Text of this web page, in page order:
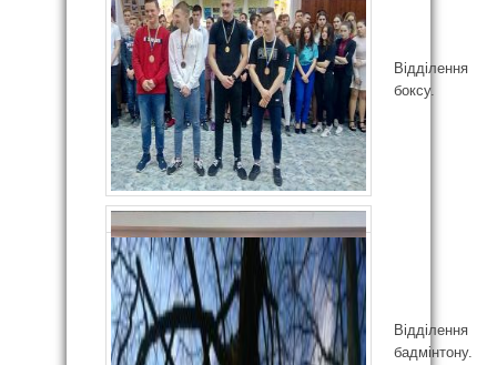
Відділення
боксу.
Відділення
бадмінтону.